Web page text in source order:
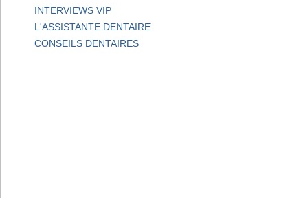
INTERVIEWS VIP
L'ASSISTANTE DENTAIRE
CONSEILS DENTAIRES